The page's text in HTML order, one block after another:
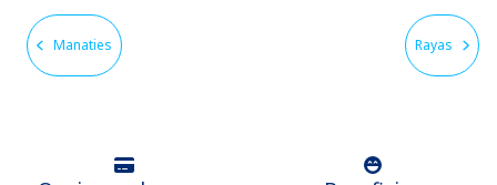
Horarios: 10:00 a.m. a 5:00 p.m. (cada hora).
Duración: 25 o 50 min (dependiendo del
tratamiento elegido).
Actividad recomendada solo para adultos.
personas que sufran de claustrofobia, hipertensión,
diabetes, problemas cardíacos o asma.
Manaties Rayas